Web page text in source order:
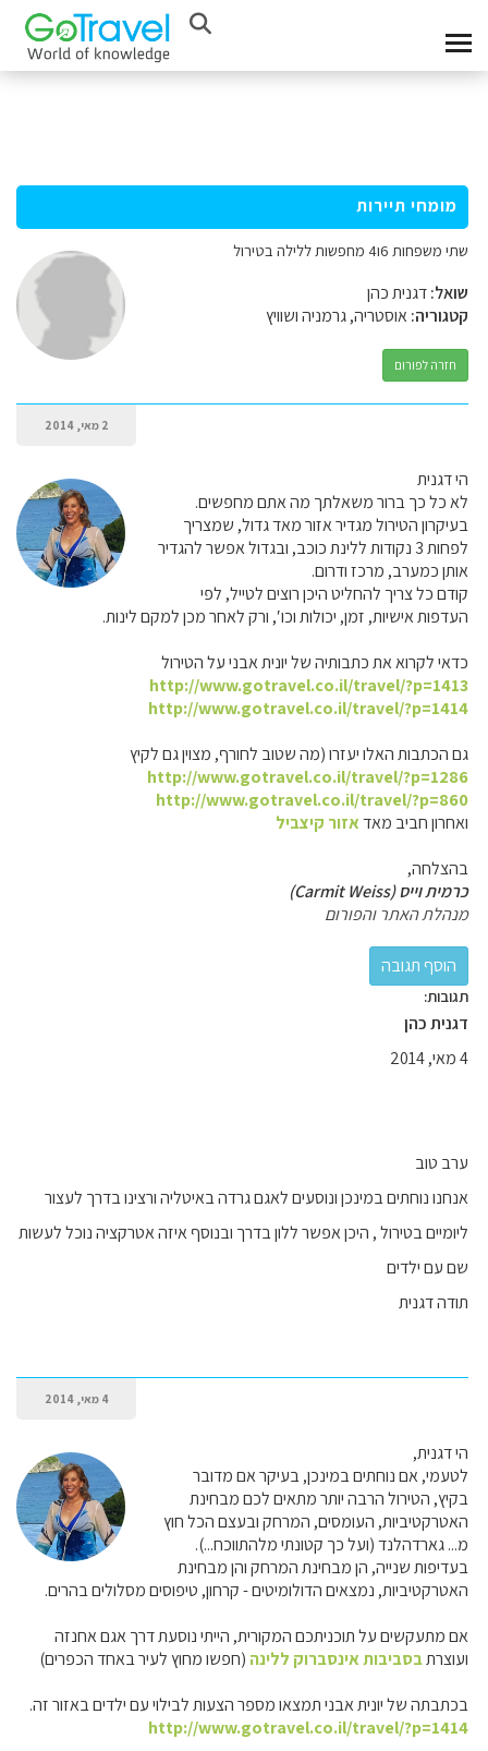
מומחי תיירות
שתי משפחות 6ו4 מחפשות ללילה בטירול
שואל:דגנית כהן
קטגוריה:אוסטריה, גרמניה ושוויץ
חזרה לפורום
2 מאי, 2014
הי דגנית
לא כל כך ברור משאלתך מה אתם מחפשים.
בעיקרון הטירול מגדיר אזור מאד גדול, שמצריך
לפחות 3 נקודות ללינת כוכב, ובגדול אפשר להגדיר
אותן כמערב, מרכז ודרום.
קודם כל צריך להחליט היכן רוצים לטייל, לפי
העדפות אישיות, זמן, יכולות וכו′, ורק לאחר מכן למקם לינות.
כדאי לקרוא את כתבותיה של יונית אבני על הטירול
http://www.gotravel.co.il/travel/?p=1413
http://www.gotravel.co.il/travel/?p=1414
גם הכתבות האלו יעזרו (מה שטוב לחורף, מצוין גם לקיץ
http://www.gotravel.co.il/travel/?p=1286
http://www.gotravel.co.il/travel/?p=860
ואחרון חביב מאדאזור קיצביל
בהצלחה,
כרמית וייס (Carmit Weiss)
מנהלת האתר והפורום
תגובות:
דגנית כהן
4 מאי, 2014
ערב טוב
אנחנו נוחתים במינכן ונוסעים לאגם גרדה באיטליה ורצינו בדרך לעצור
ליומיים בטירול , היכן אפשר ללון בדרך ובנוסף איזה אטרקציה נוכל לעשות
שם עם ילדים
תודה דגנית
4 מאי, 2014
הי דגנית,
לטעמי, אם נוחתים במינכן, בעיקר אם מדובר
בקיץ, הטירול הרבה יותר מתאים לכם מבחינת
האטרקטיביות, העומסים, המרחק ובעצם הכל חוץ
מ... גארדהלנד (ועל כך קטונתי מלהתווכח...).
בעדיפות שנייה, הן מבחינת המרחק והן מבחינת
האטרקטיביות, נמצאים הדולומיטים - קרחון, טיפוסים מסלולים בהרים.
אם מתעקשים על תוכניתכם המקורית, הייתי נוסעת דרך אגם אחנזה
ועוצרתבסביבות אינסברוק ללינה (חפשו מחוץ לעיר באחד הכפרים)
בכתבתה של יונית אבני תמצאו מספר הצעות לבילוי עם ילדים באזור זה.
http://www.gotravel.co.il/travel/?p=1414